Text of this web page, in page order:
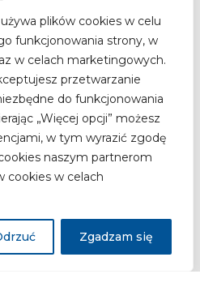
plików cookies w celu
funkcjonowania strony, w
w celach marketingowych.
przetwarzanie
do funkcjonowania
„Więcej opcji” możesz
w tym wyrazić zgodę
naszym partnerom
cookies w celach
Zgadzam się
się do newslettera.
r. o świadczeniu usług drogą
z późn. zm.) wyrażam zgodę na
przez Narodowy Instytut Zdrowia
Higieny – Państwowy Instytut Badawczy.
Zdrowia Publicznego - PZH
zgodności